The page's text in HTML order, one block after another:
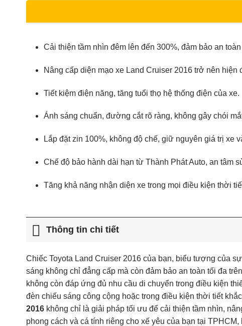
Cải thiện tầm nhìn đêm lên đến 300%, đảm bảo an
Nâng cấp diện mạo xe Land Cruiser 2016 trở nên hiện
Tiết kiệm điện năng, tăng tuổi thọ hệ thống điện của xe.
Ánh sáng chuẩn, đường cắt rõ ràng, không gây chói
Lắp đặt zin 100%, không độ chế, giữ nguyên giá trị xe
Chế độ bảo hành dài hạn từ Thành Phát Auto, an tâm
Tăng khả năng nhận diện xe trong mọi điều kiện thời
Thông tin chi tiết
Chiếc Toyota Land Cruiser 2016 của bạn, biểu tượng của
sáng không chỉ đẳng cấp mà còn đảm bảo an toàn tối đa
không còn đáp ứng đủ nhu cầu di chuyển trong điều kiện
đèn chiếu sáng công cộng hoặc trong điều kiện thời tiết
2016 không chỉ là giải pháp tối ưu để cải thiện tầm nhìn,
phong cách và cá tính riêng cho xế yêu của bạn tại